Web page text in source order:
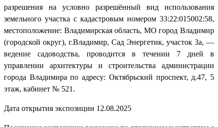
разрешения на условно разрешённый вид использования
земельного участка с кадастровым номером 33:22:015002:58,
местоположение: Владимирская область, МО город Владимир
(городской округ), г.Владимир, Сад Энергетик, участок 3а, —
ведение садоводства, проводится в течении 7 дней в
управлении архитектуры и строительства администрации
города Владимира по адресу: Октябрьский проспект, д.47, 5
этаж, кабинет № 521.
Дата открытия экспозиции 12.08.2025